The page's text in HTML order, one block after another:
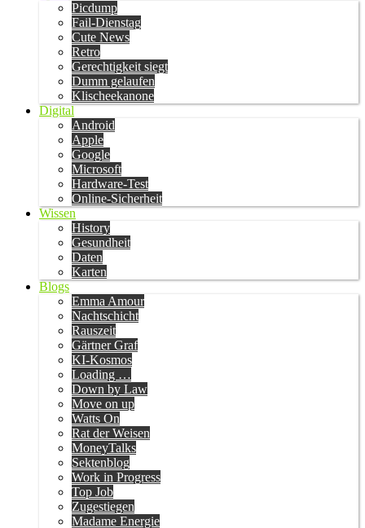
Picdump
Fail-Dienstag
Cute News
Retro
Gerechtigkeit siegt
Dumm gelaufen
Klischeekanone
Digital
Android
Apple
Google
Microsoft
Hardware-Test
Online-Sicherheit
Wissen
History
Gesundheit
Daten
Karten
Blogs
Emma Amour
Nachtschicht
Rauszeit
Gärtner Graf
KI-Kosmos
Loading …
Down by Law
Move on up
Watts On
Rat der Weisen
MoneyTalks
Sektenblog
Work in Progress
Top Job
Zugestiegen
Madame Energie